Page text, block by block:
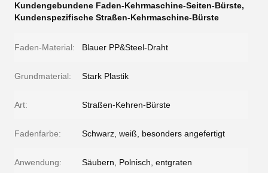
Kundengebundene Faden-Kehrmaschine-Seiten-Bürste,
Kundenspezifische Straßen-Kehrmaschine-Bürste
Faden-Material: Blauer PP&Steel-Draht
Grundmaterial: Stark Plastik
Art: Straßen-Kehren-Bürste
Fadenfarbe: Schwarz, weiß, besonders angefertigt
Anwendung: Säubern, Polnisch, entgraten